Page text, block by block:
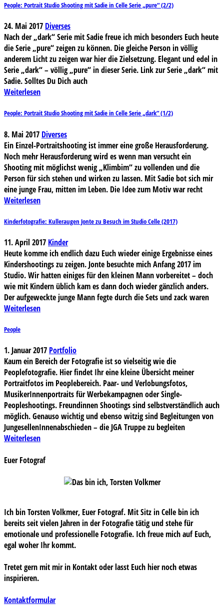
People: Portrait Studio Shooting mit Sadie in Celle Serie „pure“ (2/2)
24. Mai 2017 Diverses
Nach der „dark“ Serie mit Sadie freue ich mich besonders Euch heute
die Serie „pure“ zeigen zu können. Die gleiche Person in völlig
anderem Licht zu zeigen war hier die Zielsetzung. Elegant und edel in
Serie „dark“ – völlig „pure“ in dieser Serie. Link zur Serie „dark“ mit
Sadie. Solltes Du Dich auch
Weiterlesen
People: Portrait Studio Shooting mit Sadie in Celle Serie „dark“ (1/2)
8. Mai 2017 Diverses
Ein Einzel-Portraitshooting ist immer eine große Herausforderung.
Noch mehr Herausforderung wird es wenn man versucht ein
Shooting mit möglichst wenig „Klimbim“ zu vollenden und die
Person für sich stehen und wirken zu lassen. Mit Sadie bot sich mir
eine junge Frau, mitten im Leben. Die Idee zum Motiv war recht
Weiterlesen
Kinderfotografie: Kulleraugen Jonte zu Besuch im Studio Celle (2017)
11. April 2017 Kinder
Heute komme ich endlich dazu Euch wieder einige Ergebnisse eines
Kindershootings zu zeigen. Jonte besuchte mich Anfang 2017 im
Studio. Wir hatten einiges für den kleinen Mann vorbereitet – doch
wie mit Kindern üblich kam es dann doch wieder gänzlich anders.
Der aufgeweckte junge Mann fegte durch die Sets und zack waren
Weiterlesen
People
1. Januar 2017 Portfolio
Kaum ein Bereich der Fotografie ist so vielseitig wie die
Peoplefotografie. Hier findet Ihr eine kleine Übersicht meiner
Portraitfotos im Peoplebereich. Paar- und Verlobungsfotos,
MusikerInnenportraits für Werbekampagnen oder Single-
Peopleshootings. Freundinnen Shootings sind selbstverständlich auch
möglich. Genauso wichtig und ebenso witzig sind Begleitungen von
JungesellenInnenabschieden – die JGA Truppe zu begleiten
Weiterlesen
Euer Fotograf
Ich bin Torsten Volkmer, Euer Fotograf. Mit Sitz in Celle bin ich
bereits seit vielen Jahren in der Fotografie tätig und stehe für
emotionale und professionelle Fotografie. Ich freue mich auf Euch,
egal woher Ihr kommt.
Tretet gern mit mir in Kontakt oder lasst Euch hier noch etwas
inspirieren.
Kontaktformular